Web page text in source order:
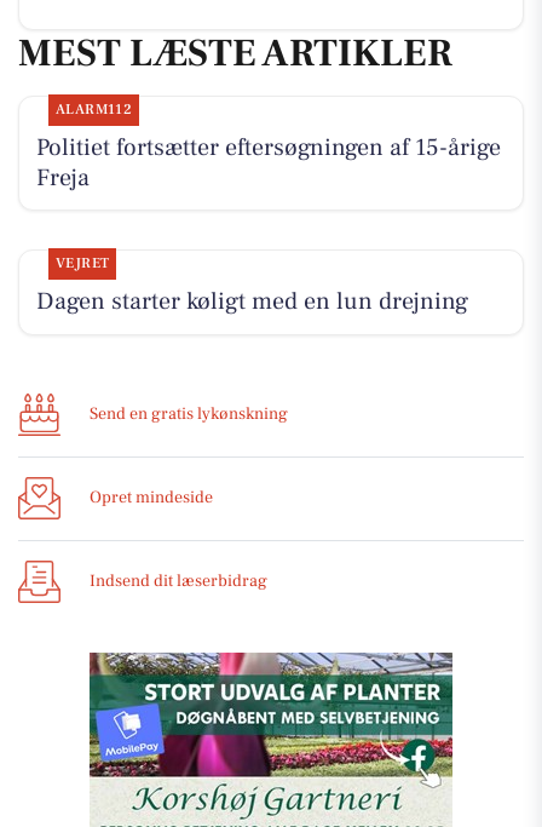
MEST LÆSTE ARTIKLER
ALARM112
Politiet fortsætter eftersøgningen af 15-årige
Freja
VEJRET
Dagen starter køligt med en lun drejning
Send en gratis lykønskning
Opret mindeside
Indsend dit læserbidrag